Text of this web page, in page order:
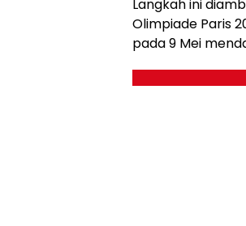
Langkah ini
Olimpiade Paris
pada 9 Mei